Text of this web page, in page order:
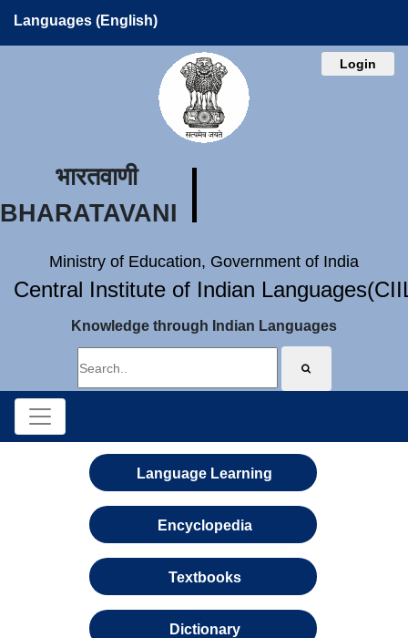
Languages (English)
Login
भारतवाणी
BHARATAVANI
Ministry of Education, Government of India
Central Institute of Indian
Knowledge through Indian Languages
Language Learning
Encyclopedia
Textbooks
Dictionary